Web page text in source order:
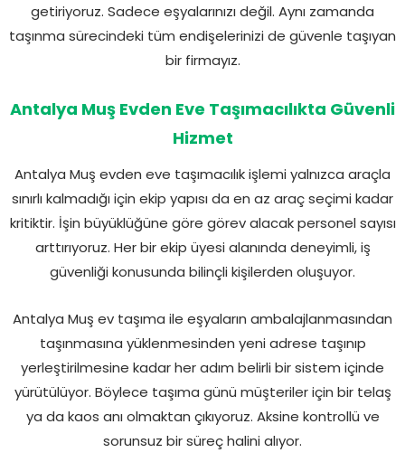
getiriyoruz. Sadece eşyalarınızı değil. Aynı zamanda
taşınma sürecindeki tüm endişelerinizi de güvenle taşıyan
bir firmayız.
Antalya Muş Evden Eve Taşımacılıkta Güvenli
Hizmet
Antalya Muş evden eve taşımacılık işlemi yalnızca araçla
sınırlı kalmadığı için ekip yapısı da en az araç seçimi kadar
kritiktir. İşin büyüklüğüne göre görev alacak personel sayısı
arttırıyoruz. Her bir ekip üyesi alanında deneyimli, iş
güvenliği konusunda bilinçli kişilerden oluşuyor.
Antalya Muş ev taşıma ile eşyaların ambalajlanmasından
taşınmasına yüklenmesinden yeni adrese taşınıp
yerleştirilmesine kadar her adım belirli bir sistem içinde
yürütülüyor. Böylece taşıma günü müşteriler için bir telaş
ya da kaos anı olmaktan çıkıyoruz. Aksine kontrollü ve
sorunsuz bir süreç halini alıyor.